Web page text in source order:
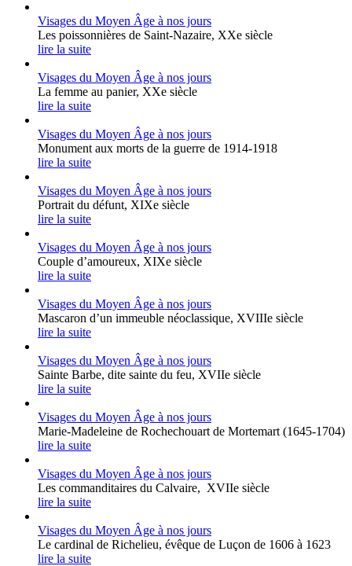
Visages du Moyen Âge à nos jours
Les poissonnières de Saint-Nazaire, XXe siècle
lire la suite
Visages du Moyen Âge à nos jours
La femme au panier, XXe siècle
lire la suite
Visages du Moyen Âge à nos jours
Monument aux morts de la guerre de 1914-1918
lire la suite
Visages du Moyen Âge à nos jours
Portrait du défunt, XIXe siècle
lire la suite
Visages du Moyen Âge à nos jours
Couple d’amoureux, XIXe siècle
lire la suite
Visages du Moyen Âge à nos jours
Mascaron d’un immeuble néoclassique, XVIIIe siècle
lire la suite
Visages du Moyen Âge à nos jours
Sainte Barbe, dite sainte du feu, XVIIe siècle
lire la suite
Visages du Moyen Âge à nos jours
Marie-Madeleine de Rochechouart de Mortemart (1645-1704)
lire la suite
Visages du Moyen Âge à nos jours
Les commanditaires du Calvaire, XVIIe siècle
lire la suite
Visages du Moyen Âge à nos jours
Le cardinal de Richelieu, évêque de Luçon de 1606 à 1623
lire la suite